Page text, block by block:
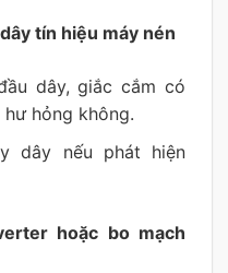
tín hiệu máy nén
dây, giắc cắm có
hỏng không.
dây nếu phát hiện
hoặc bo mạch